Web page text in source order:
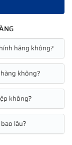
hãng không?
không?
không?
lâu?